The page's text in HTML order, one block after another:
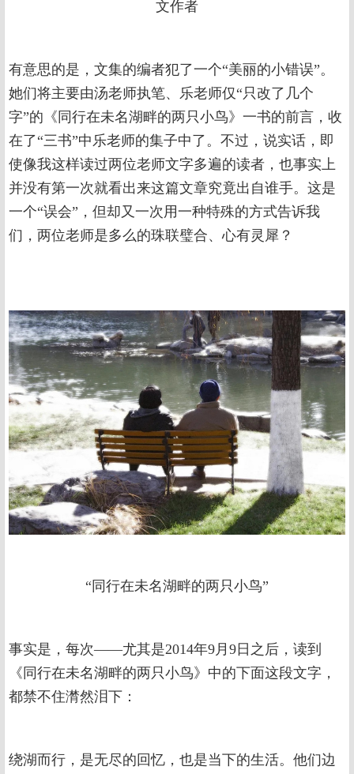
文作者
有意思的是，文集的编者犯了一个“美丽的小错误”。
她们将主要由汤老师执笔、乐老师仅“只改了几个
字”的《同行在未名湖畔的两只小鸟》一书的前言，收
在了“三书”中乐老师的集子中了。不过，说实话，即
使像我这样读过两位老师文字多遍的读者，也事实上
并没有第一次就看出来这篇文章究竟出自谁手。这是
一个“误会”，但却又一次用一种特殊的方式告诉我
们，两位老师是多么的珠联璧合、心有灵犀？
“同行在未名湖畔的两只小鸟”
事实是，每次——尤其是2014年9月9日之后，读到
《同行在未名湖畔的两只小鸟》中的下面这段文字，
都禁不住潸然泪下：
绕湖而行，是无尽的回忆，也是当下的生活。他们边